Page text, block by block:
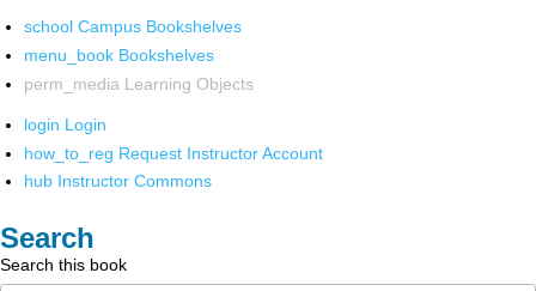
school Campus Bookshelves
menu_book Bookshelves
perm_media Learning Objects
login Login
how_to_reg Request Instructor Account
hub Instructor Commons
Search
Search this book